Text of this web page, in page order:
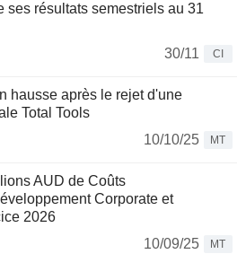
ses résultats semestriels au 31
30/11
CI
hausse après le rejet d'une
Total Tools
10/10/25
MT
AUD de Coûts
Corporate et
2026
10/09/25
MT